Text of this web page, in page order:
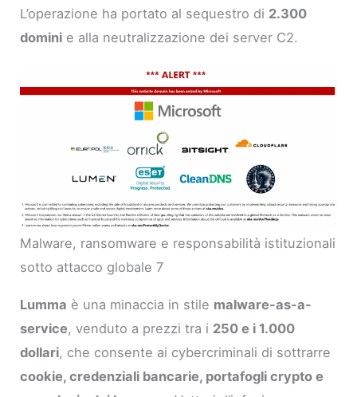
L’operazione ha portato al sequestro di 2.300
domini e alla neutralizzazione dei server C2.
Malware, ransomware e responsabilità istituzionali
sotto attacco globale 7
Lumma è una minaccia in stile malware-as-a-
service, venduto a prezzi tra i 250 e i 1.000
dollari, che consente ai cybercriminali di sottrarre
cookie, credenziali bancarie, portafogli crypto e